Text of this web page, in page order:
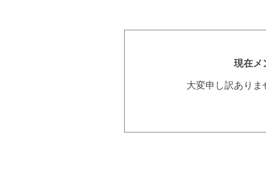
現在メ
大変申し訳あり